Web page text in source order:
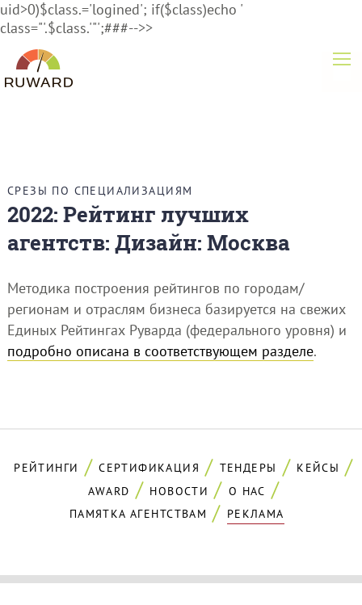
uid>0)$class.='logined'; if($class)echo '
class="'.$class.'"';###-->>
СРЕЗЫ ПО СПЕЦИАЛИЗАЦИЯМ
2022: Рейтинг лучших
агентств: Дизайн: Москва
Методика построения рейтингов по городам/
регионам и отраслям бизнеса базируется на свежих
Единых Рейтингах Руварда (федерального уровня) и
подробно описана в соответствующем разделе.
РЕЙТИНГИ СЕРТИФИКАЦИЯ ТЕНДЕРЫ
КЕЙСЫ
AWARD
НОВОСТИ
О НАС
ПАМЯТКА АГЕНТСТВАМ
РЕКЛАМА